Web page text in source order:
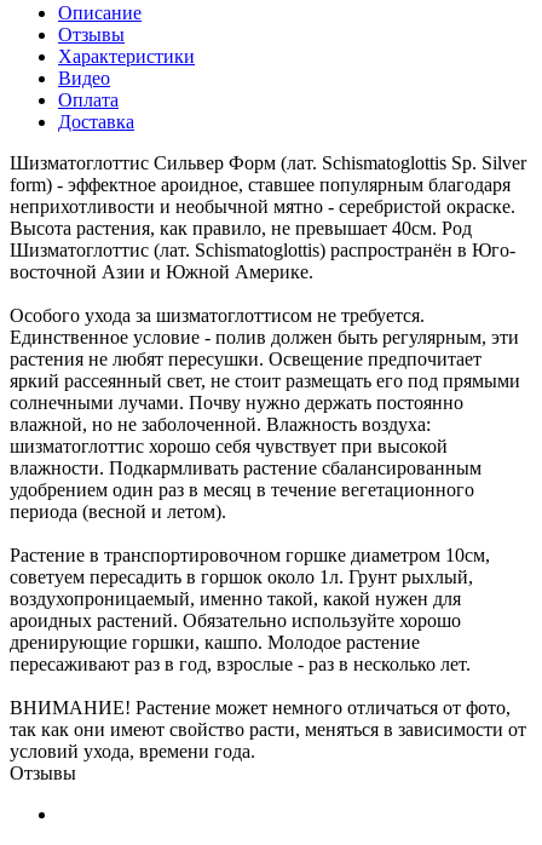
Описание
Отзывы
Характеристики
Видео
Оплата
Доставка
Шизматоглоттис Сильвер Форм (лат. Schismatoglottis Sp. Silver
form) - эффектное ароидное, ставшее популярным благодаря
неприхотливости и необычной мятно - серебристой окраске.
Высота растения, как правило, не превышает 40см. Род
Шизматоглоттис (лат. Schismatoglottis) распространён в Юго-
восточной Азии и Южной Америке.
Особого ухода за шизматоглоттисом не требуется.
Единственное условие - полив должен быть регулярным, эти
растения не любят пересушки. Освещение предпочитает
яркий рассеянный свет, не стоит размещать его под прямыми
солнечными лучами. Почву нужно держать постоянно
влажной, но не заболоченной. Влажность воздуха:
шизматоглоттис хорошо себя чувствует при высокой
влажности. Подкармливать растение сбалансированным
удобрением один раз в месяц в течение вегетационного
периода (весной и летом).
Растение в транспортировочном горшке диаметром 10см,
советуем пересадить в горшок около 1л. Грунт рыхлый,
воздухопроницаемый, именно такой, какой нужен для
ароидных растений. Обязательно используйте хорошо
дренирующие горшки, кашпо. Молодое растение
пересаживают раз в год, взрослые - раз в несколько лет.
ВНИМАНИЕ! Растение может немного отличаться от фото,
так как они имеют свойство расти, меняться в зависимости от
условий ухода, времени года.
Отзывы